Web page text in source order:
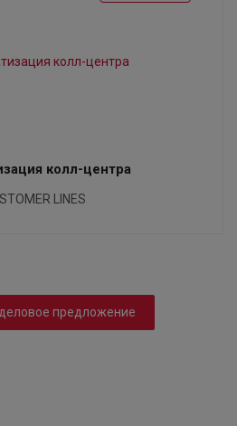
колл-центра
LINES
предложение